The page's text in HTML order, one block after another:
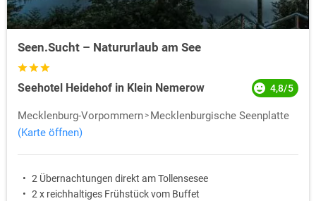
Seen.Sucht – Natururlaub am See
Seehotel Heidehof in Klein Nemerow 4,8/5
Mecklenburg-Vorpommern
Mecklenburgische Seenplatte
(Karte öffnen)
2 Übernachtungen direkt am Tollensesee
2 x reichhaltiges Frühstück vom Buffet